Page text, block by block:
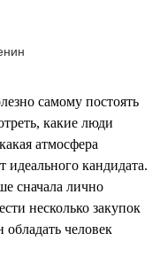
самому постоять
какие люди
атмосфера
идеального кандидата.
сначала лично
несколько закупок
человек